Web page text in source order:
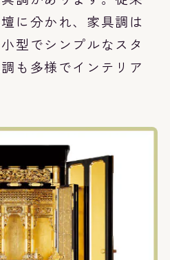
に分かれ、家具調は
型でシンプルなスタ
も多様でインテリア